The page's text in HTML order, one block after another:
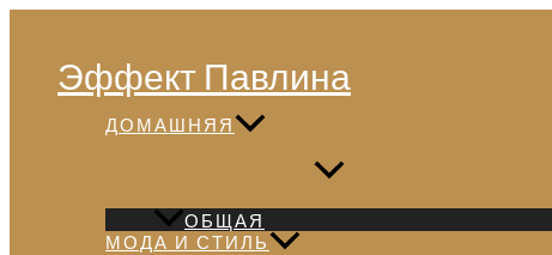
содержимому
Эффект Павлина
ДОМАШНЯЯ
ОБЩАЯ
МОДА И СТИЛЬ